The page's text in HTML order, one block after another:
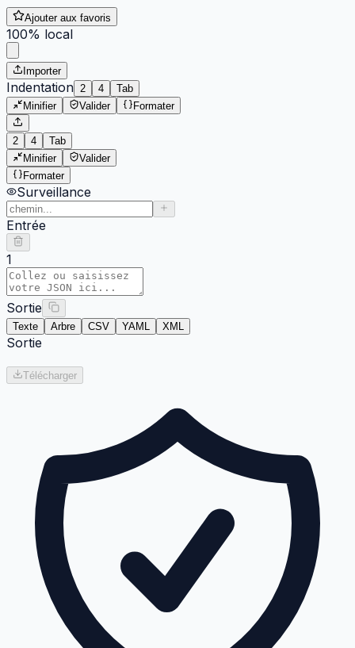
Ajouter aux favoris
100% local
Importer
Indentation 2 4
Tab
Minifier
Valider Formater
2 4
Tab
Minifier
Valider
Formater
Surveillance
Entrée
1
Sortie
Texte Arbre CSV YAML XML
Sortie
Télécharger